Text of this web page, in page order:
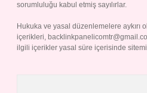
sorumluluğu kabul etmiş sayılırlar.
Hukuka ve yasal düzenlemelere aykırı
içerikleri,
ilgili içerikler yasal süre içerisinde